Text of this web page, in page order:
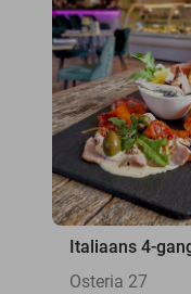
Italiaans 4-
Osteria 27